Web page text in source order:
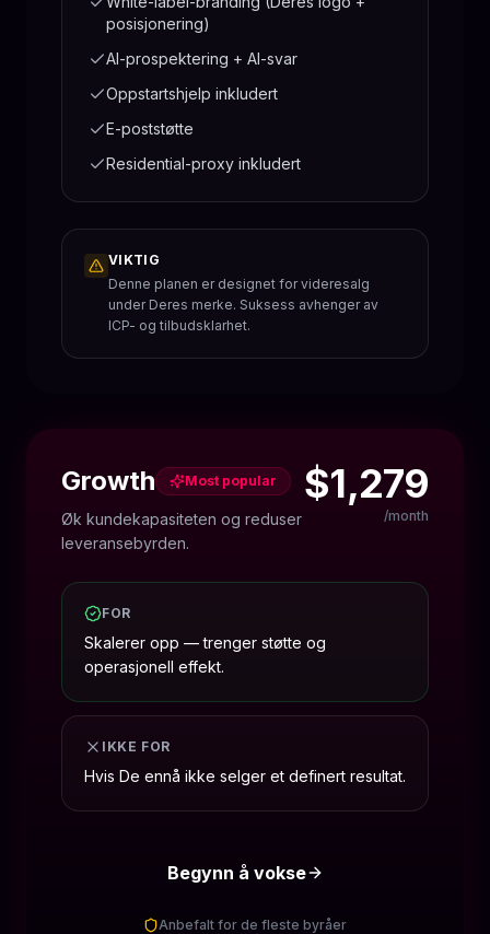
posisjonering)
AI-prospektering + AI-svar
Oppstartshjelp inkludert
E-poststøtte
Residential-proxy inkludert
VIKTIG
Denne planen er designet for videresalg
under Deres merke. Suksess avhenger av
ICP- og tilbudsklarhet.
Growth Most popular
Øk kundekapasiteten og reduser
leveransebyrden.
$1,279
/month
FOR
Skalerer opp — trenger støtte og
operasjonell effekt.
IKKE FOR
Hvis De ennå ikke selger et definert resultat.
Begynn å vokse
Anbefalt for de fleste byråer